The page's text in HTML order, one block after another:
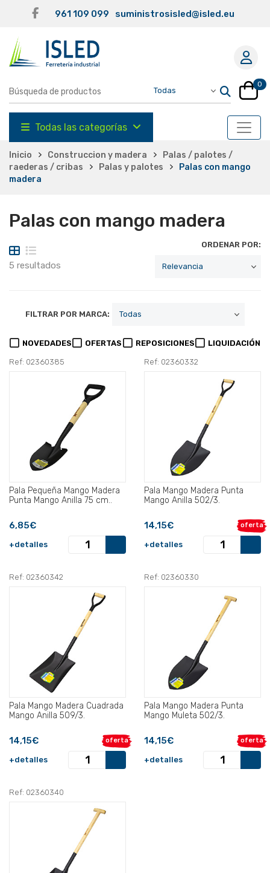
961 109 099 suministrosisled@isled.eu
0
Todas las categorías
Inicio Construccion y madera
Palas / palotes /
raederas / cribas
Palas y palotes
Palas con mango
madera
Palas con mango madera
5 resultados
ORDENAR POR:
FILTRAR POR MARCA:
NOVEDADES OFERTAS REPOSICIONES LIQUIDACIÓN
Ref: 02360385
Pala Pequeña Mango Madera
Punta Mango Anilla 75 cm..
6,85€
+detalles
Ref: 02360332
Pala Mango Madera Punta
Mango Anilla 502/3.
oferta
14,15€
+detalles
Ref: 02360342
Pala Mango Madera Cuadrada
Mango Anilla 509/3.
oferta
14,15€
+detalles
Ref: 02360330
Pala Mango Madera Punta
Mango Muleta 502/3.
oferta
14,15€
+detalles
Ref: 02360340